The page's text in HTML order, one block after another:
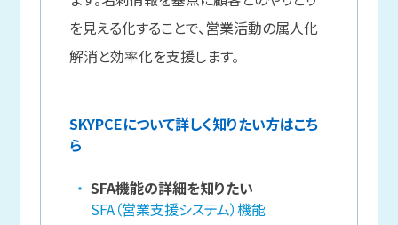
を見える化することで、営業活動の属人化
解消と効率化を支援します。
SKYPCEについて詳しく知りたい方はこち
ら
SFA機能の詳細を知りたい
SFA（営業支援システム）機能